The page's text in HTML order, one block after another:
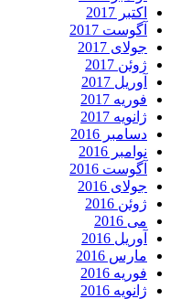
اکتبر 2017
آگوست 2017
جولای 2017
ژوئن 2017
آوریل 2017
فوریه 2017
ژانویه 2017
دسامبر 2016
نوامبر 2016
آگوست 2016
جولای 2016
ژوئن 2016
می 2016
آوریل 2016
مارس 2016
فوریه 2016
ژانویه 2016